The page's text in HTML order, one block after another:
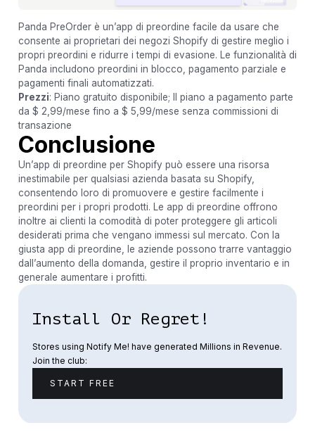
Panda PreOrder è un’app di preordine facile da usare che
consente ai proprietari dei negozi Shopify di gestire meglio i
propri preordini e ridurre i tempi di evasione. Le funzionalità di
Panda includono preordini in blocco, pagamento parziale e
pagamenti finali automatizzati.
Prezzi: Piano gratuito disponibile; Il piano a pagamento parte
da $ 2,99/mese fino a $ 5,99/mese senza commissioni di
transazione
Conclusione
Un’app di preordine per Shopify può essere una risorsa
inestimabile per qualsiasi azienda basata su Shopify,
consentendo loro di promuovere e gestire facilmente i
preordini per i propri prodotti. Le app di preordine offrono
inoltre ai clienti la comodità di poter proteggere gli articoli
desiderati prima che vengano immessi sul mercato. Con la
giusta app di preordine, le aziende possono trarre vantaggio
dall’aumento della domanda, gestire il proprio inventario e in
generale aumentare i profitti.
Install Or Regret!
Stores using Notify Me! have generated Millions in Revenue.
Join the club:
START FREE